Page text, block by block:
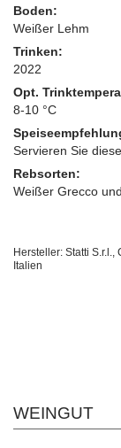
Boden:
Weißer Lehm
Trinken:
2022
Opt.
8-10 °C
Servieren Sie
Rebsorten:
Weißer Grecco
Hersteller: Statti
Italien
WEINGUT